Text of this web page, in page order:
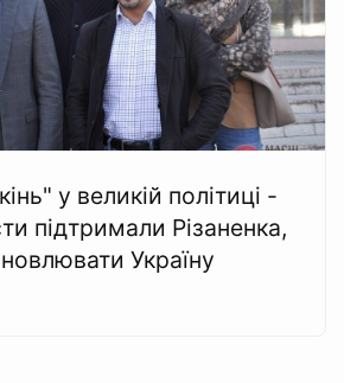
у великій політиці -
підтримали Різаненка,
Україну